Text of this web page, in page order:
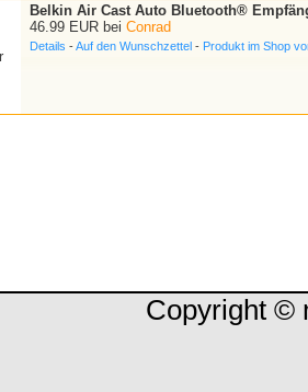
Belkin Air Cast Auto Bluetooth®
46.99 EUR bei Conrad
Details -Auf den Wunschzettel - Produkt im Shop
Copyright ©